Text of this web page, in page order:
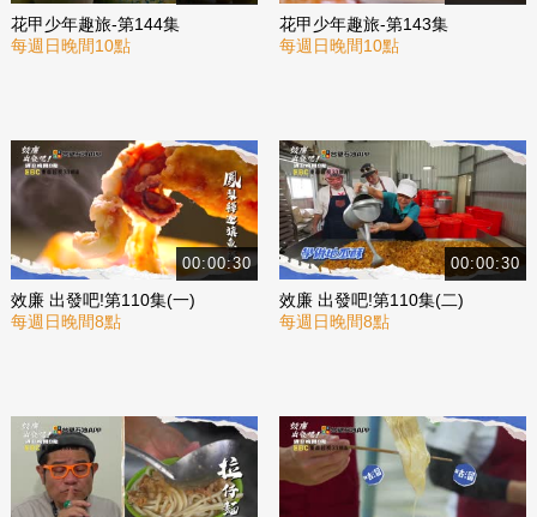
花甲少年趣旅-第144集
每週日晚間10點
花甲少年趣旅-第143集
每週日晚間10點
00:00:30
效廉 出發吧!第110集(一)
每週日晚間8點
00:00:30
效廉 出發吧!第110集(二)
每週日晚間8點